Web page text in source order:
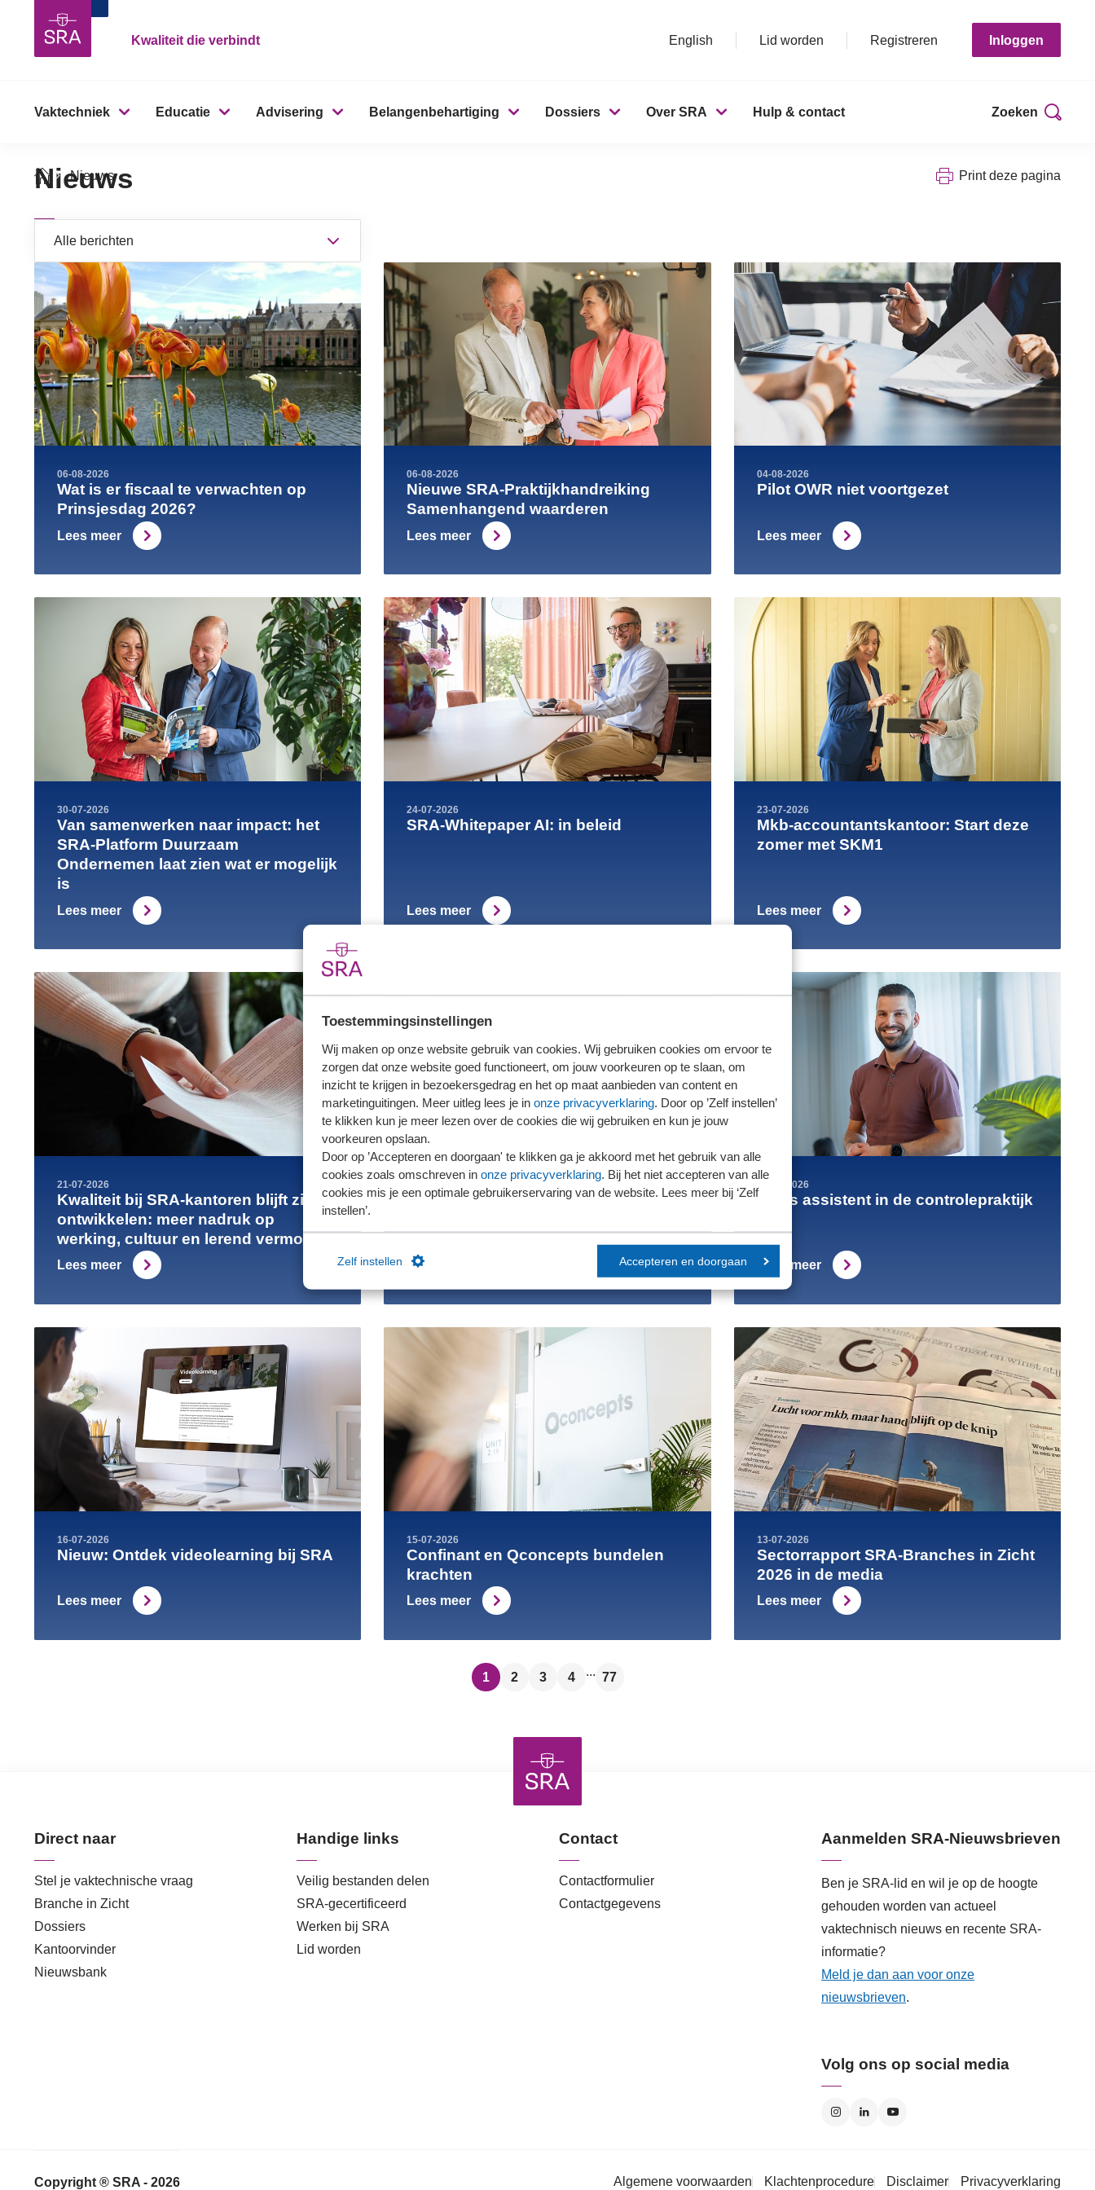
Toestemmingsinstellingen
Wij maken op onze website gebruik van cookies. Wij gebruiken cookies om ervoor te
zorgen dat onze website goed functioneert, om jouw voorkeuren op te slaan, om
inzicht te krijgen in bezoekersgedrag en het op maat aanbieden van content en
marketinguitingen. Meer uitleg lees je in onze privacyverklaring. Door op ’Zelf instellen’
te klikken kun je meer lezen over de cookies die wij gebruiken en kun je jouw
voorkeuren opslaan.
Door op ’Accepteren en doorgaan' te klikken ga je akkoord met het gebruik van alle
cookies zoals omschreven in onze privacyverklaring. Bij het niet accepteren van alle
cookies mis je een optimale gebruikerservaring van de website. Lees meer bij ‘Zelf
instellen’.
Zelf instellen Accepteren en doorgaan
Kwaliteit die verbindt English Lid worden Registreren Inloggen
Vaktechniek Educatie Advisering Belangenbehartiging Dossiers Over SRA Hulp & contact Zoeken
Nieuws Print deze pagina
Nieuws
06-08-2026
Wat is er fiscaal te verwachten op
Prinsjesdag 2026?
Lees meer
06-08-2026
Nieuwe SRA-Praktijkhandreiking
Samenhangend waarderen
Lees meer
04-08-2026
Pilot OWR niet voortgezet
Lees meer
30-07-2026
Van samenwerken naar impact: het
SRA-Platform Duurzaam
Ondernemen laat zien wat er mogelijk
is
Lees meer
24-07-2026
SRA-Whitepaper AI: in beleid
Lees meer
23-07-2026
Mkb-accountantskantoor: Start deze
zomer met SKM1
Lees meer
21-07-2026
Kwaliteit bij SRA-kantoren blijft zich
ontwikkelen: meer nadruk op
werking, cultuur en lerend vermogen
Lees meer
SRA draagt bij aan signalenrapport
mkb
Lees meer
17-07-2026
AI als assistent in de controlepraktijk
Lees meer
16-07-2026
Nieuw: Ontdek videolearning bij SRA
Lees meer
15-07-2026
Confinant en Qconcepts bundelen
krachten
Lees meer
13-07-2026
Sectorrapport SRA-Branches in Zicht
2026 in de media
Lees meer
1 2 3 4 ... 77
Direct naar
Stel je vaktechnische vraag
Branche in Zicht
Dossiers
Kantoorvinder
Nieuwsbank
Handige links
Veilig bestanden delen
SRA-gecertificeerd
Werken bij SRA
Lid worden
Contact
Contactformulier
Contactgegevens
Aanmelden SRA-Nieuwsbrieven
Ben je SRA-lid en wil je op de hoogte
gehouden worden van actueel
vaktechnisch nieuws en recente SRA-
informatie?
Meld je dan aan voor onze
nieuwsbrieven.
Volg ons op social media
Algemene voorwaarden Klachtenprocedure Disclaimer Privacyverklaring
Copyright ® SRA - 2026